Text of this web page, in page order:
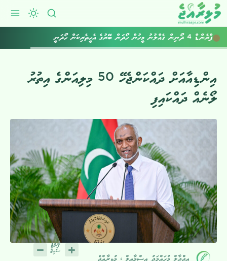
ފްރެންޑް 4 ދޯނިން ގެއްލުނު މީހުން ހޯދަން ބޭރުގެ އެހީތެރިކަން ހޯދަނީ
އިންޑިއާއަށް ދައްކަންޖެހޭ 50 މިލިއަންގެ އިތުރު
ލޯނެއް ދައްކައިފި
އިޖްދާލް މުހައްމަދު އިސްމާއީލް ، މުޅިރާއްޖެ